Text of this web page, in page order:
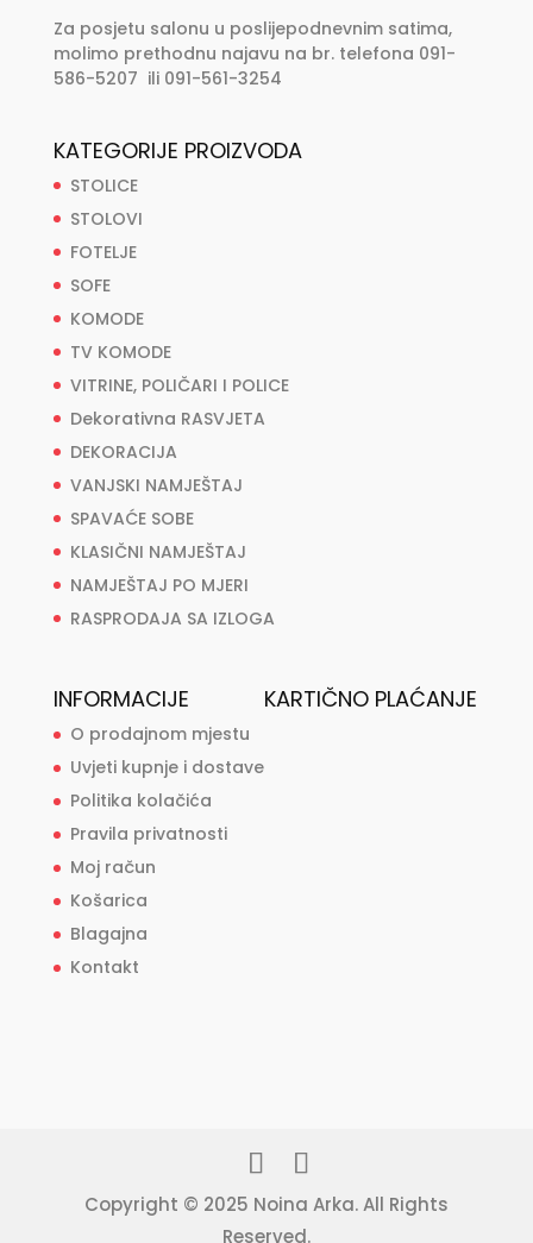
Za posjetu salonu u poslijepodnevnim satima,
molimo prethodnu najavu na br. telefona 091-
586-5207 ili 091-561-3254
KATEGORIJE PROIZVODA
STOLICE
STOLOVI
FOTELJE
SOFE
KOMODE
TV KOMODE
VITRINE, POLIČARI I POLICE
Dekorativna RASVJETA
DEKORACIJA
VANJSKI NAMJEŠTAJ
SPAVAĆE SOBE
KLASIČNI NAMJEŠTAJ
NAMJEŠTAJ PO MJERI
RASPRODAJA SA IZLOGA
INFORMACIJE
O prodajnom mjestu
Uvjeti kupnje i dostave
Politika kolačića
Pravila privatnosti
Moj račun
Košarica
Blagajna
Kontakt
KARTIČNO PLAĆANJE
Copyright © 2025 Noina Arka. All Rights
Reserved.